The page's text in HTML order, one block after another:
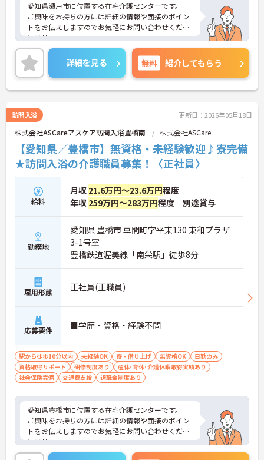
愛知県瀬戸市に位置する在宅介護センターです。
ご興味をお持ちの方には詳細の情報や面接のポイン
トをお伝えしますのでお気軽にお問い合わせくださ
いませ。
詳細を見る 無料 紹介してもらう
訪問入浴 更新日：2026年05月18日
株式会社ASCareアスケア訪問入浴豊橋南 株式会社ASCare
【愛知県／豊橋市】無資格・未経験歓迎♪寮完備
★訪問入浴の介護職員募集！〈正社員〉
給料
月収 21.6万円～23.6万円程度
年収 259万円～283万円程度 別途賞与
勤務地
愛知県 豊橋市 草間町字平東130 東和プラザ
3-1号室
豊橋鉄道渥美線「南栄駅」徒歩8分
雇用形態 正社員(正職員)
応募要件 ■学歴・資格・経験不問
駅から徒歩10分以内 未経験OK 寮・借り上げ 無資格OK
日勤のみ
資格取得サポート
研修制度あり
産休･育休･介護休暇取得実績あり
社会保険完備
交通費支給 退職金制度あり
愛知県豊橋市に位置する在宅介護センターです。
ご興味をお持ちの方には詳細の情報や面接のポイン
トをお伝えしますのでお気軽にお問い合わせくださ
いませ。